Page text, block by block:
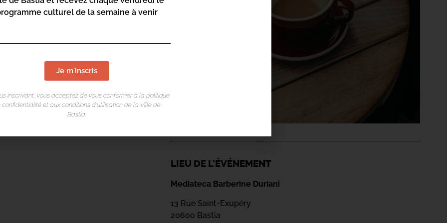
LIEU DE L'ÉVÉNEMENT
Mediateca Barberine Duriani
13 Rue Saint-Exupéry
20600 Bastia
culturel de la semaine à venir
Je m'inscris
inscrivant, vous acceptez de vous conformer à la politique
confidentialité et aux conditions d’utilisation de la Ville de
Bastia.